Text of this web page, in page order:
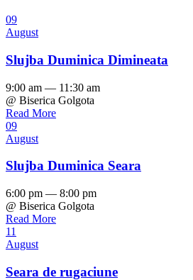
09
August
Slujba Duminica Dimineata
9:00 am — 11:30 am
@ Biserica Golgota
Read More
09
August
Slujba Duminica Seara
6:00 pm — 8:00 pm
@ Biserica Golgota
Read More
11
August
Seara de rugaciune